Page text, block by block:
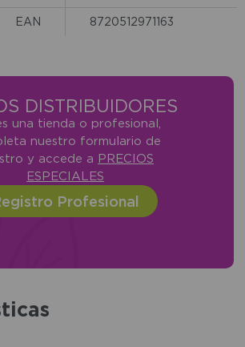
EAN 8720512971163
DISTRIBUIDORES
una tienda o profesional,
nuestro formulario de
y accede a PRECIOS
ESPECIALES
Profesional